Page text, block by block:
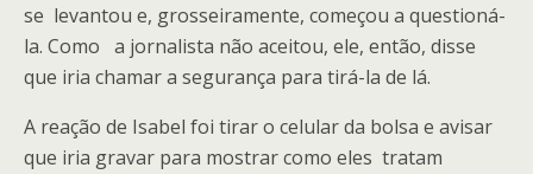
se levantou e, grosseiramente, começou a questioná-
la. Como a jornalista não aceitou, ele, então, disse
que iria chamar a segurança para tirá-la de lá.
A reação de Isabel foi tirar o celular da bolsa e avisar
que iria gravar para mostrar como eles tratam